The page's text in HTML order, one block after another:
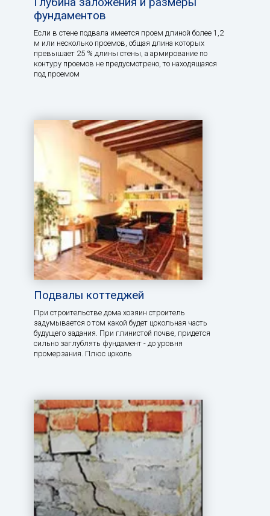
фундаментов
Если в стене подвала имеется проем длиной более 1,2
м или несколько проемов, общая длина которых
превышает 25 % длины стены, а армирование по
контуру проемов не предусмотрено, то находящаяся
под проемом
Подвалы коттеджей
При строительстве дома хозяин строитель
задумывается о том какой будет цокольная часть
будущего задания. При глинистой почве, придется
сильно заглублять фундамент - до уровня
промерзания. Плюс цоколь